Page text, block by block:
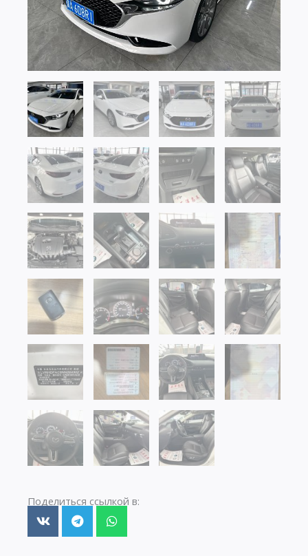
Поделиться ссылкой в: